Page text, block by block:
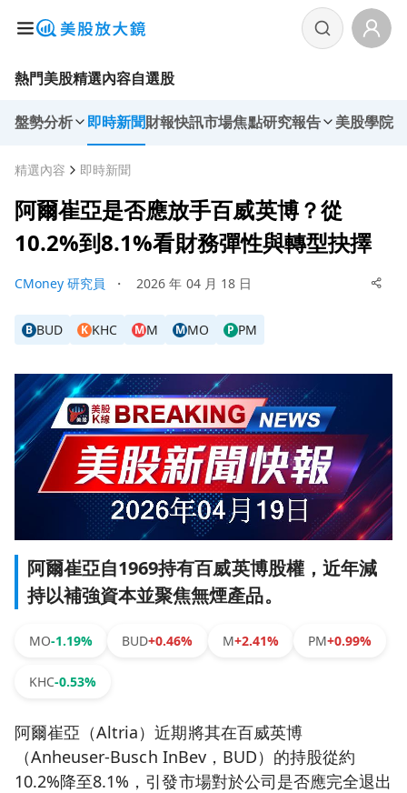
熱門美股精選內容自選股
盤勢分析 即時新聞財報快訊市場焦點研究報告 美股學院
精選內容 即時新聞
阿爾崔亞是否應放手百威英博？從
10.2%到8.1%看財務彈性與轉型抉擇
CMoney 研究員 ・ 2026 年 04 月 18 日
B BUD K KHC MM MMO P PM
阿爾崔亞自1969持有百威英博股權，近年減
持以補強資本並聚焦無煙產品。
MO-1.19% BUD+0.46% M+2.41% PM+0.99%
KHC-0.53%
阿爾崔亞（Altria）近期將其在百威英博
（Anheuser‑Busch InBev，BUD）的持股從約
10.2%降至8.1%，引發市場對於公司是否應完全退出